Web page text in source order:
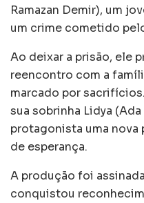
Ramazan Demir), um
um crime cometido
Ao deixar a prisão, ele
reencontro com a
marcado por
sua sobrinha Lidya
protagonista uma nova
de esperança.
A produção foi
conquistou